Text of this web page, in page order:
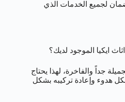
لجميع الخدمات الذي
ايكيا الموجود لديك؟
جداً والفاخرة، لهذا يحتاج
هدوء وإعادة تركيبه بشكل